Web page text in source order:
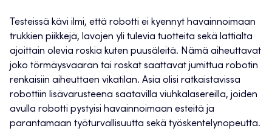
Testeissä kävi ilmi, että robotti ei kyennyt havainnoimaan
trukkien piikkejä, lavojen yli tulevia tuotteita sekä lattialta
ajoittain olevia roskia kuten puusäleitä. Nämä aiheuttavat
joko törmäysvaaran tai roskat saattavat jumittua robotin
renkaisiin aiheuttaen vikatilan. Asia olisi ratkaistavissa
robottiin lisävarusteena saatavilla viuhkalasereilla, joiden
avulla robotti pystyisi havainnoimaan esteitä ja
parantamaan työturvallisuutta sekä työskentelynopeutta.